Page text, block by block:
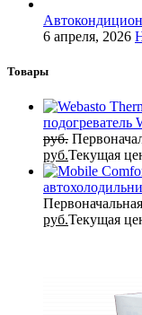
6 апреля, 2026
Товары
подогреватель
руб.
руб.Текущая
руб.Текущая